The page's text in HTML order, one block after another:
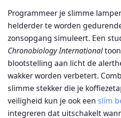
Programmeer je slimme
helderder te worden
zonsopgang simuleert. Een
Chronobiology International
blootstelling aan licht de
wakker worden verbetert.
slimme stekker die je
veiligheid kun je ook een slim
integreren dat uitschakelt